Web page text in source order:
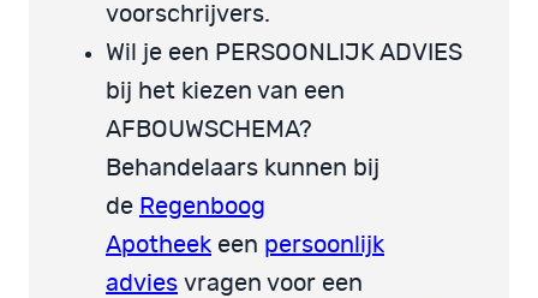
voorschrijvers.
Wil je een PERSOONLIJK ADVIES
bij het kiezen van een
AFBOUWSCHEMA?
Behandelaars kunnen bij
de Regenboog
Apotheek een persoonlijk
advies vragen voor een